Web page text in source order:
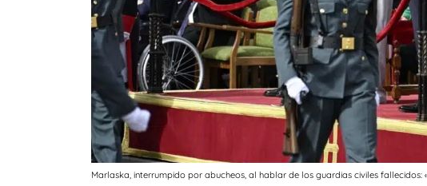
Marlaska, interrumpido por abucheos, al hablar de los guardias civiles fallecidos: